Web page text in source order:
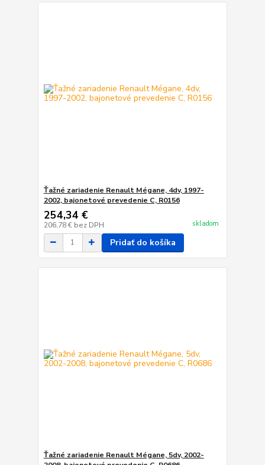
Ťažné zariadenie Renault Mégane, 4dv, 1997-
2002, bajonetové prevedenie C, R0156
254,34 €
206,78 € bez DPH skladom
Pridať do košíka
Ťažné zariadenie Renault Mégane, 5dv, 2002-